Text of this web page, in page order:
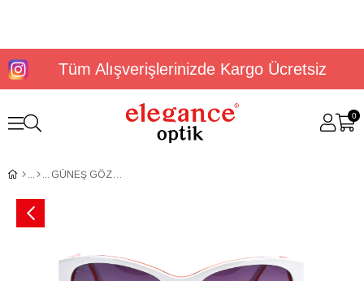
Tüm Alışverişlerinizde Kargo Ücretsiz
0
GÜNEŞ GÖZLÜĞÜ DIESEL 01.60.001324C